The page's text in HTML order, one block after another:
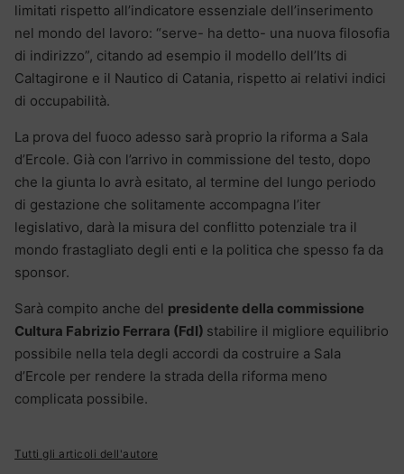
limitati rispetto all’indicatore essenziale dell’inserimento
nel mondo del lavoro: “serve- ha detto- una nuova filosofia
di indirizzo”, citando ad esempio il modello dell’Its di
Caltagirone e il Nautico di Catania, rispetto ai relativi indici
di occupabilità.
La prova del fuoco adesso sarà proprio la riforma a Sala
d’Ercole. Già con l’arrivo in commissione del testo, dopo
che la giunta lo avrà esitato, al termine del lungo periodo
di gestazione che solitamente accompagna l’iter
legislativo, darà la misura del conflitto potenziale tra il
mondo frastagliato degli enti e la politica che spesso fa da
sponsor.
Sarà compito anche del presidente della commissione
Cultura Fabrizio Ferrara (FdI) stabilire il migliore equilibrio
possibile nella tela degli accordi da costruire a Sala
d’Ercole per rendere la strada della riforma meno
complicata possibile.
Tutti gli articoli dell'autore